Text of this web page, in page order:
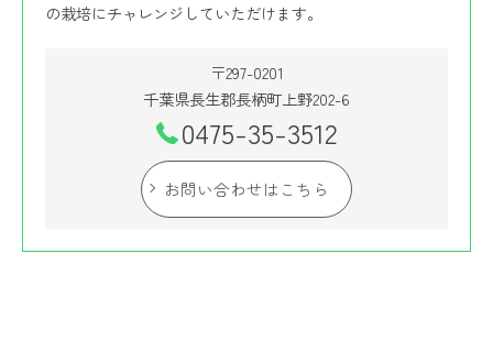
の栽培にチャレンジしていただけます。
〒297-0201
千葉県長生郡長柄町上野202-6
0475-35-3512
お問い合わせはこちら